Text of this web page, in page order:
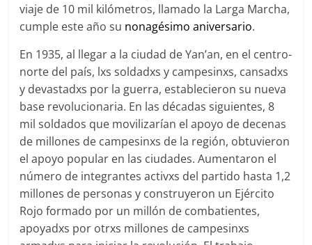
viaje de 10 mil kilómetros, llamado la Larga Marcha,
cumple este año su nonagésimo aniversario.
En 1935, al llegar a la ciudad de Yan’an, en el centro-
norte del país, lxs soldadxs y campesinxs, cansadxs
y devastadxs por la guerra, establecieron su nueva
base revolucionaria. En las décadas siguientes, 8
mil soldados que movilizarían el apoyo de decenas
de millones de campesinxs de la región, obtuvieron
el apoyo popular en las ciudades. Aumentaron el
número de integrantes activxs del partido hasta 1,2
millones de personas y construyeron un Ejército
Rojo formado por un millón de combatientes,
apoyadxs por otrxs millones de campesinxs